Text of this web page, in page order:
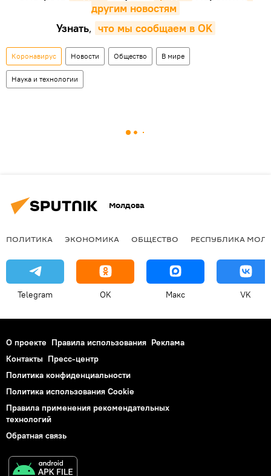
другим новостям
Узнать, что мы сообщаем в OK
Коронавирус Новости Общество В мире
Наука и технологии
Молдова
ПОЛИТИКА ЭКОНОМИКА ОБЩЕСТВО РЕСПУБЛИКА
Telegram OK Макс VK
О проекте Правила использования Реклама
Контакты Пресс-центр
Политика конфиденциальности
Политика использования Cookie
Правила применения рекомендательных
технологий
Обратная связь